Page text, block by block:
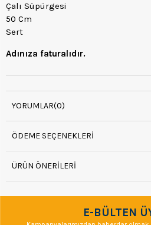
Çalı Süpürgesi
50 Cm
Sert
Adınıza faturalıdır.
YORUMLAR(0)
ÖDEME SEÇENEKLERI
ÜRÜN ÖNERILERI
E-BÜLTEN